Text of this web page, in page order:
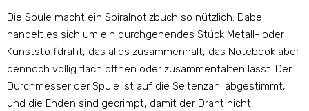
Die Spule macht ein Spiralnotizbuch so nützlich. Dabei
handelt es sich um ein durchgehendes Stück Metall- oder
Kunststoffdraht, das alles zusammenhält, das Notebook aber
dennoch völlig flach öffnen oder zusammenfalten lässt. Der
Durchmesser der Spule ist auf die Seitenzahl abgestimmt,
und die Enden sind gecrimpt, damit der Draht nicht